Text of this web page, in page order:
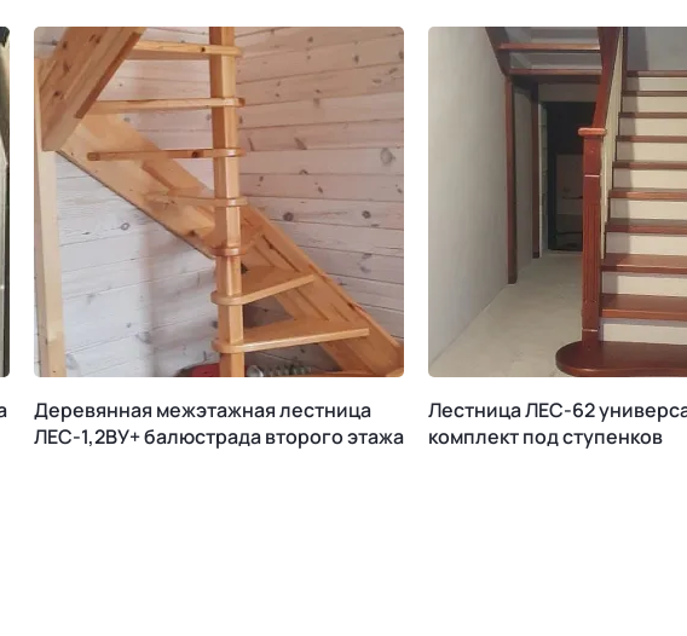
Деревянная межэтажная лестница
ЛЕС-1,2ВУ+ балюстрада второго этажа
Лестница ЛЕС-62
комплект под ступенков